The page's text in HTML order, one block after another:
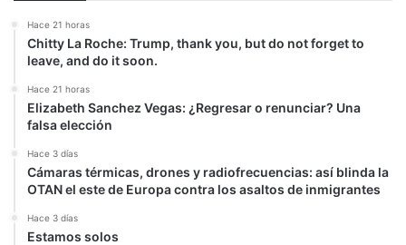
Hace 21 horas
Chitty La Roche: Trump, thank you, but do not forget to
leave, and do it soon.
Hace 21 horas
Elizabeth Sanchez Vegas: ¿Regresar o renunciar? Una
falsa elección
Hace 3 días
Cámaras térmicas, drones y radiofrecuencias: así blinda la
OTAN el este de Europa contra los asaltos de inmigrantes
Hace 3 días
Estamos solos